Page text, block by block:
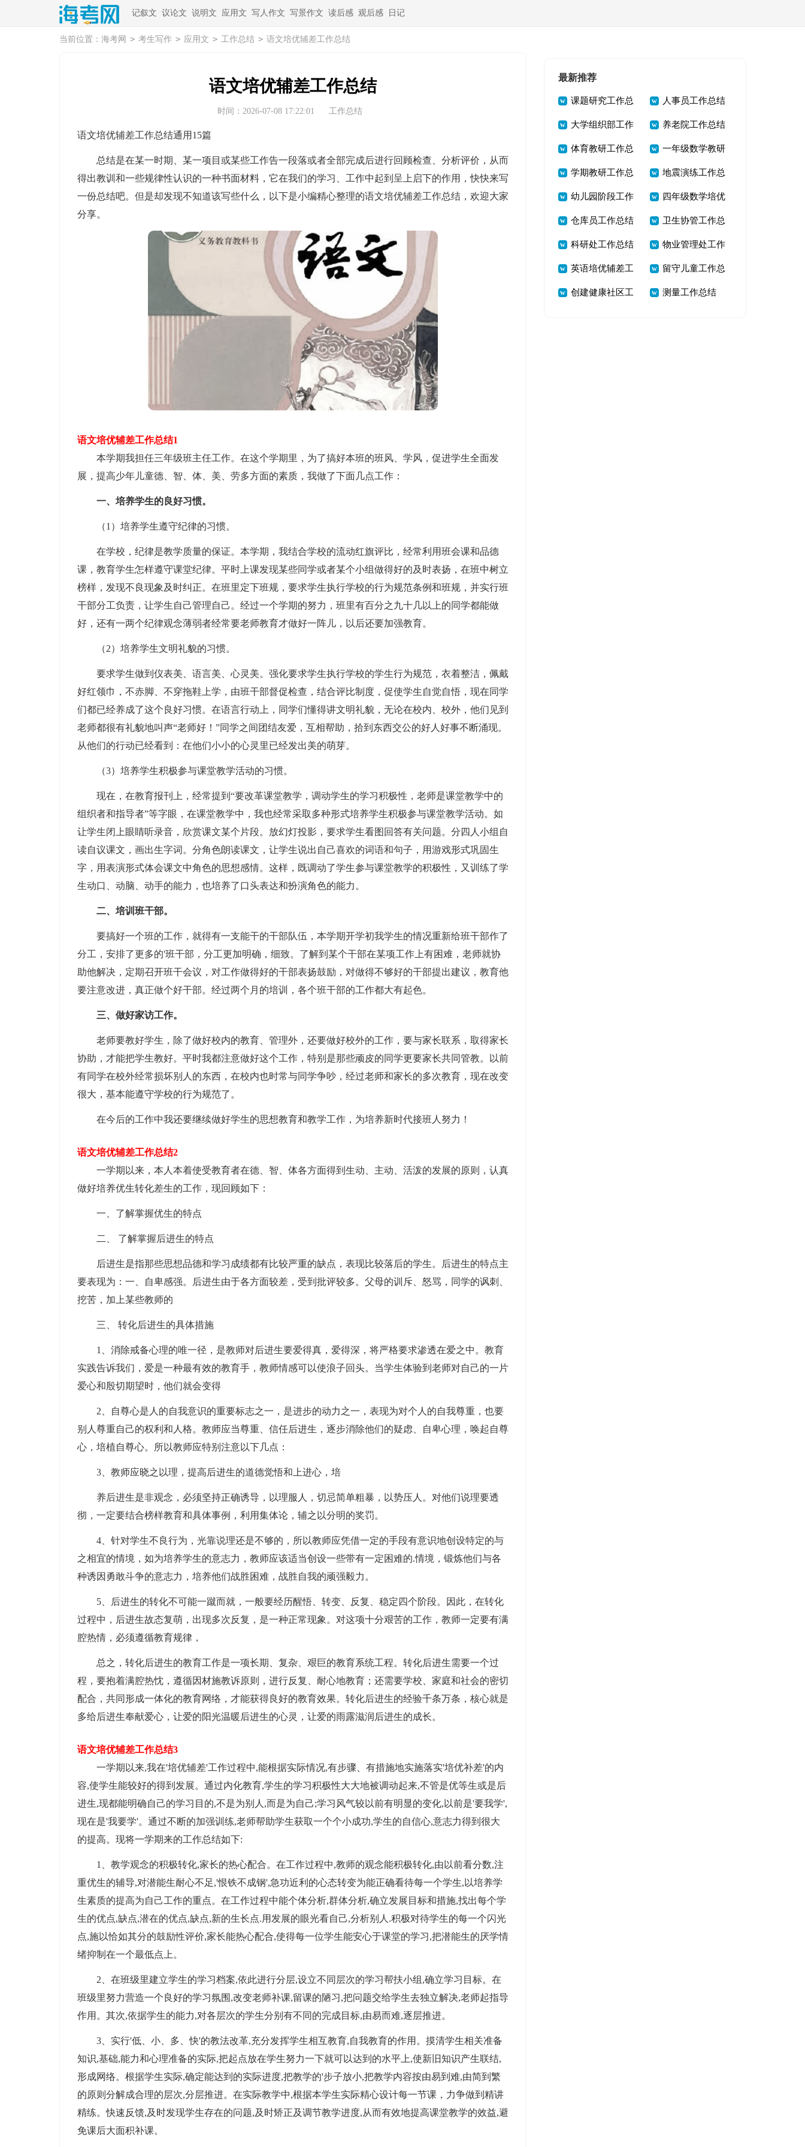
记叙文 议论文 说明文 应用文 写人作文 写景作文 读后感 观后感 日记
当前位置： 海考网 > 考生写作 > 应用文 > 工作总结 > 语文培优辅差工作总结
语文培优辅差工作总结
时间：2026-07-08 17:22:01 工作总结
语文培优辅差工作总结通用15篇
总结是在某一时期、某一项目或某些工作告一段落或者全部完成后进行回顾检查、分析评价，从而
得出教训和一些规律性认识的一种书面材料，它在我们的学习、工作中起到呈上启下的作用，快快来写
一份总结吧。但是却发现不知道该写些什么，以下是小编精心整理的语文培优辅差工作总结，欢迎大家
分享。
语文培优辅差工作总结1
本学期我担任三年级班主任工作。在这个学期里，为了搞好本班的班风、学风，促进学生全面发
展，提高少年儿童德、智、体、美、劳多方面的素质，我做了下面几点工作：
一、培养学生的良好习惯。
（1）培养学生遵守纪律的习惯。
在学校，纪律是教学质量的保证。本学期，我结合学校的流动红旗评比，经常利用班会课和品德
课，教育学生怎样遵守课堂纪律。平时上课发现某些同学或者某个小组做得好的及时表扬，在班中树立
榜样，发现不良现象及时纠正。在班里定下班规，要求学生执行学校的行为规范条例和班规，并实行班
干部分工负责，让学生自己管理自己。经过一个学期的努力，班里有百分之九十几以上的同学都能做
好，还有一两个纪律观念薄弱者经常要老师教育才做好一阵儿，以后还要加强教育。
（2）培养学生文明礼貌的习惯。
要求学生做到仪表美、语言美、心灵美。强化要求学生执行学校的学生行为规范，衣着整洁，佩戴
好红领巾，不赤脚、不穿拖鞋上学，由班干部督促检查，结合评比制度，促使学生自觉自悟，现在同学
们都已经养成了这个良好习惯。在语言行动上，同学们懂得讲文明礼貌，无论在校内、校外，他们见到
老师都很有礼貌地叫声“老师好！”同学之间团结友爱，互相帮助，拾到东西交公的好人好事不断涌现。
从他们的行动已经看到：在他们小小的心灵里已经发出美的萌芽。
（3）培养学生积极参与课堂教学活动的习惯。
现在，在教育报刊上，经常提到“要改革课堂教学，调动学生的学习积极性，老师是课堂教学中的
组织者和指导者”等字眼，在课堂教学中，我也经常采取多种形式培养学生积极参与课堂教学活动。如
让学生闭上眼睛听录音，欣赏课文某个片段。放幻灯投影，要求学生看图回答有关问题。分四人小组自
读自议课文，画出生字词。分角色朗读课文，让学生说出自己喜欢的词语和句子，用游戏形式巩固生
字，用表演形式体会课文中角色的思想感情。这样，既调动了学生参与课堂教学的积极性，又训练了学
生动口、动脑、动手的能力，也培养了口头表达和扮演角色的能力。
二、培训班干部。
要搞好一个班的工作，就得有一支能干的干部队伍，本学期开学初我学生的情况重新给班干部作了
分工，安排了更多的'班干部，分工更加明确，细致。了解到某个干部在某项工作上有困难，老师就协
助他解决，定期召开班干会议，对工作做得好的干部表扬鼓励，对做得不够好的干部提出建议，教育他
要注意改进，真正做个好干部。经过两个月的培训，各个班干部的工作都大有起色。
三、做好家访工作。
老师要教好学生，除了做好校内的教育、管理外，还要做好校外的工作，要与家长联系，取得家长
协助，才能把学生教好。平时我都注意做好这个工作，特别是那些顽皮的同学更要家长共同管教。以前
有同学在校外经常损坏别人的东西，在校内也时常与同学争吵，经过老师和家长的多次教育，现在改变
很大，基本能遵守学校的行为规范了。
在今后的工作中我还要继续做好学生的思想教育和教学工作，为培养新时代接班人努力！
语文培优辅差工作总结2
一学期以来，本人本着使受教育者在德、智、体各方面得到生动、主动、活泼的发展的原则，认真
做好培养优生转化差生的工作，现回顾如下：
一、了解掌握优生的特点
二、 了解掌握后进生的特点
后进生是指那些思想品德和学习成绩都有比较严重的缺点，表现比较落后的学生。后进生的特点主
要表现为：一、自卑感强。后进生由于各方面较差，受到批评较多。父母的训斥、怒骂，同学的讽刺、
挖苦，加上某些教师的
三、 转化后进生的具体措施
1、消除戒备心理的唯一径，是教师对后进生要爱得真，爱得深，将严格要求渗透在爱之中。教育
实践告诉我们，爱是一种最有效的教育手，教师情感可以使浪子回头。当学生体验到老师对自己的一片
爱心和殷切期望时，他们就会变得
2、自尊心是人的自我意识的重要标志之一，是进步的动力之一，表现为对个人的自我尊重，也要
别人尊重自己的权利和人格。教师应当尊重、信任后进生，逐步消除他们的疑虑、自卑心理，唤起自尊
心，培植自尊心。所以教师应特别注意以下几点：
3、教师应晓之以理，提高后进生的道德觉悟和上进心，培
养后进生是非观念，必须坚持正确诱导，以理服人，切忌简单粗暴，以势压人。对他们说理要透
彻，一定要结合榜样教育和具体事例，利用集体论，辅之以分明的奖罚。
4、针对学生不良行为，光靠说理还是不够的，所以教师应凭借一定的手段有意识地创设特定的与
之相宜的情境，如为培养学生的意志力，教师应该适当创设一些带有一定困难的.情境，锻炼他们与各
种诱因勇敢斗争的意志力，培养他们战胜困难，战胜自我的顽强毅力。
5、后进生的转化不可能一蹴而就，一般要经历醒悟、转变、反复、稳定四个阶段。因此，在转化
过程中，后进生故态复萌，出现多次反复，是一种正常现象。对这项十分艰苦的工作，教师一定要有满
腔热情，必须遵循教育规律，
总之，转化后进生的教育工作是一项长期、复杂、艰巨的教育系统工程。转化后进生需要一个过
程，要抱着满腔热忱，遵循因材施教诉原则，进行反复、耐心地教育；还需要学校、家庭和社会的密切
配合，共同形成一体化的教育网络，才能获得良好的教育效果。转化后进生的经验千条万条，核心就是
多给后进生奉献爱心，让爱的阳光温暖后进生的心灵，让爱的雨露滋润后进生的成长。
语文培优辅差工作总结3
一学期以来,我在'培优辅差'工作过程中,能根据实际情况,有步骤、有措施地实施落实'培优补差'的内
容,使学生能较好的得到发展。通过内化教育,学生的学习积极性大大地被调动起来,不管是优等生或是后
进生,现都能明确自己的学习目的,不是为别人,而是为自己;学习风气较以前有明显的变化,以前是'要我学',
现在是'我要学'。通过不断的加强训练,老师帮助学生获取一个个小成功,学生的自信心,意志力得到很大
的提高。现将一学期来的工作总结如下:
1、教学观念的积极转化,家长的热心配合。在工作过程中,教师的观念能积极转化,由以前看分数,注
重优生的辅导,对潜能生耐心不足,'恨铁不成钢',急功近利的心态转变为能正确看待每一个学生,以培养学
生素质的提高为自己工作的重点。在工作过程中能个体分析,群体分析,确立发展目标和措施,找出每个学
生的优点,缺点,潜在的优点,缺点,新的生长点.用发展的眼光看自己,分析别人.积极对待学生的每一个闪光
点,施以恰如其分的鼓励性评价,家长能热心配合,使得每一位学生能安心于课堂的学习,把潜能生的厌学情
绪抑制在一个最低点上。
2、在班级里建立学生的学习档案,依此进行分层,设立不同层次的学习帮扶小组,确立学习目标。在
班级里努力营造一个良好的学习氛围,改变老师补课,留课的陋习,把问题交给学生去独立解决,老师起指导
作用。其次,依据学生的能力,对各层次的学生分别有不同的完成目标,由易而难,逐层推进。
3、实行'低、小、多、快'的教法改革,充分发挥学生相互教育,自我教育的作用。摸清学生相关准备
知识,基础,能力和心理准备的实际,把起点放在学生努力一下就可以达到的水平上,使新旧知识产生联结,
形成网络。根据学生实际,确定能达到的实际进度,把教学的'步子放小,把教学内容按由易到难,由简到繁
的原则分解成合理的层次,分层推进。在实际教学中,根据本学生实际精心设计每一节课，力争做到精讲
精练。快速反馈,及时发现学生存在的问题,及时矫正及调节教学进度,从而有效地提高课堂教学的效益,避
免课后大面积补课。
最新推荐
课题研究工作总
结合集15篇
人事员工作总结
大学组织部工作
总结15篇
养老院工作总结
15篇
体育教研工作总
结(通用15篇)
一年级数学教研
组工作总结(15篇)
学期教研工作总
结(通用15篇)
地震演练工作总
结（精选20篇）
幼儿园阶段工作
总结
四年级数学培优
辅差工作总结
仓库员工作总结
通用15篇
卫生协管工作总
结(集合12篇)
科研处工作总结
精选15篇
物业管理处工作
总结7篇
英语培优辅差工
作总结精选13篇
留守儿童工作总
结模板
创建健康社区工 测量工作总结